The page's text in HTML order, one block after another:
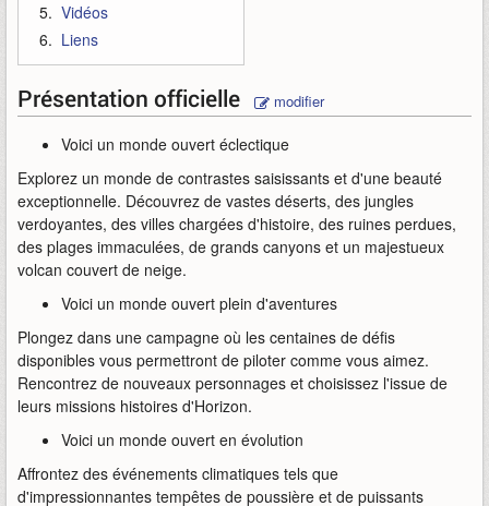
Vidéos
Liens
Présentation officielle modifier
Voici un monde ouvert éclectique
Explorez un monde de contrastes saisissants et d'une beauté
exceptionnelle. Découvrez de vastes déserts, des jungles
verdoyantes, des villes chargées d'histoire, des ruines perdues,
des plages immaculées, de grands canyons et un majestueux
volcan couvert de neige.
Voici un monde ouvert plein d'aventures
Plongez dans une campagne où les centaines de défis
disponibles vous permettront de piloter comme vous aimez.
Rencontrez de nouveaux personnages et choisissez l'issue de
leurs missions histoires d'Horizon.
Voici un monde ouvert en évolution
Affrontez des événements climatiques tels que
d'impressionnantes tempêtes de poussière et de puissants